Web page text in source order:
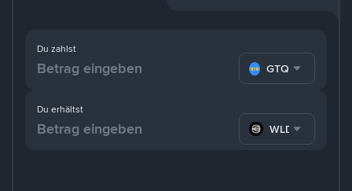
Du zahlst
GTQ
Du erhältst
WLD